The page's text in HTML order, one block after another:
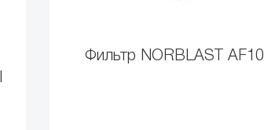
Фильтр NORBLAST AF10